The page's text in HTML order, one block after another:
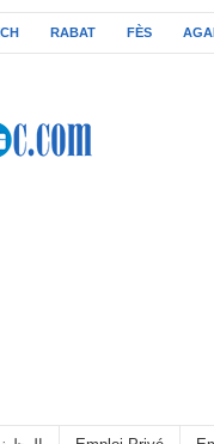
RABAT FÈS